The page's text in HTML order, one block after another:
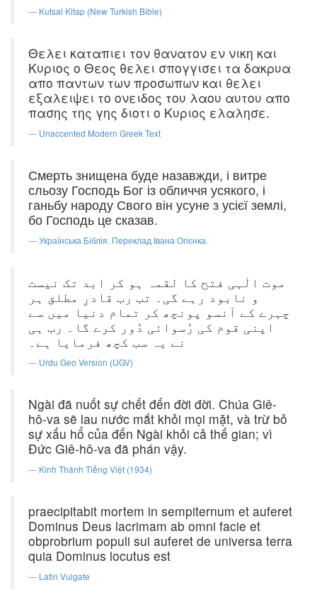
Kutsal Kitap (New Turkish Bible)
Θελει καταπιει τον θανατον εν νικη και
Κυριος ο Θεος θελει σπογγισει τα δακρυα
απο παντων των προσωπων και θελει
εξαλειψει το ονειδος του λαου αυτου απο
πασης της γης διοτι ο Κυριος ελαλησε.
Unaccented Modern Greek Text
Смерть знищена буде назавжди, і витре
сльозу Господь Бог із обличчя усякого, і
ганьбу народу Свого він усуне з усієї землі,
бо Господь це сказав.
Українська Біблія. Переклад Івана Огієнка.
موت الٰہی فتح کا لقمہ ہو کر ابد تک نیست
و نابود رہے گی۔ تب رب قادرِ مطلق ہر
چہرے کے آنسو پونچھ کر تمام دنیا میں سے
اپنی قوم کی رُسوائی دُور کرے گا۔ رب ہی
نے یہ سب کچھ فرمایا ہے۔
Urdu Geo Version (UGV)
Ngài đã nuốt sự chết đến đời đời. Chúa Giê-
hô-va sẽ lau nước mắt khỏi mọi mặt, và trừ bỏ
sự xấu hổ của đến Ngài khỏi cả thế gian; vì
Ðức Giê-hô-va đã phán vậy.
Kinh Thánh Tiếng Việt (1934)
praecipitabit mortem in sempiternum et auferet
Dominus Deus lacrimam ab omni facie et
obprobrium populi sui auferet de universa terra
quia Dominus locutus est
Latin Vulgate